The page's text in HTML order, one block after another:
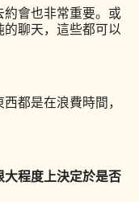
會也非常重要。 或
聊天，這些都可以
都是在浪費時間，
程度上決定於是否